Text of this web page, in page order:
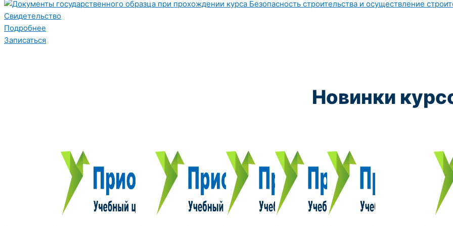
Свидетельство
Подробнее
Записаться
Новинки
Курс обучения:
Электромеханик по ремонту и обслуживанию
9800 руб.
Курс обучения:
Чистильщик металла, отливок, изделий и
9800 руб.
Штамповщик-180 часов
9800 руб.
Курс